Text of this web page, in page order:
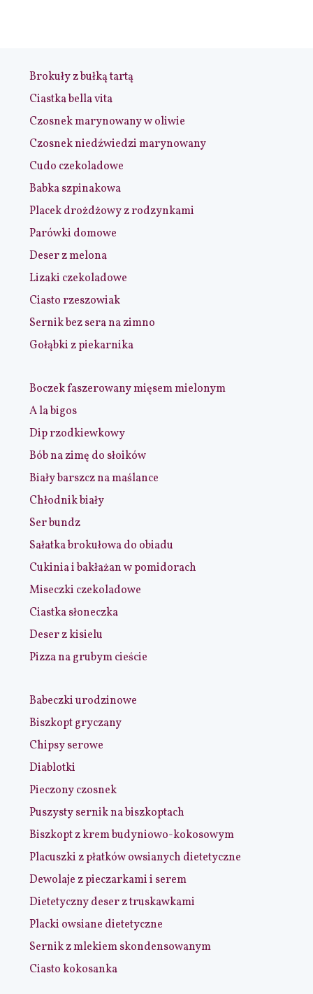
Brokuły z bułką tartą
Ciastka bella vita
Czosnek marynowany w oliwie
Czosnek niedźwiedzi marynowany
Cudo czekoladowe
Babka szpinakowa
Placek drożdżowy z rodzynkami
Parówki domowe
Deser z melona
Lizaki czekoladowe
Ciasto rzeszowiak
Sernik bez sera na zimno
Gołąbki z piekarnika
Boczek faszerowany mięsem mielonym
A la bigos
Dip rzodkiewkowy
Bób na zimę do słoików
Biały barszcz na maślance
Chłodnik biały
Ser bundz
Sałatka brokułowa do obiadu
Cukinia i bakłażan w pomidorach
Miseczki czekoladowe
Ciastka słoneczka
Deser z kisielu
Pizza na grubym cieście
Babeczki urodzinowe
Biszkopt gryczany
Chipsy serowe
Diablotki
Pieczony czosnek
Puszysty sernik na biszkoptach
Biszkopt z krem budyniowo-kokosowym
Placuszki z płatków owsianych dietetyczne
Dewolaje z pieczarkami i serem
Dietetyczny deser z truskawkami
Placki owsiane dietetyczne
Sernik z mlekiem skondensowanym
Ciasto kokosanka